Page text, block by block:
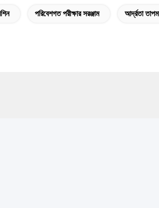
পরিবেশগত পরীক্ষার সরঞ্জাম আর্দ্রতা